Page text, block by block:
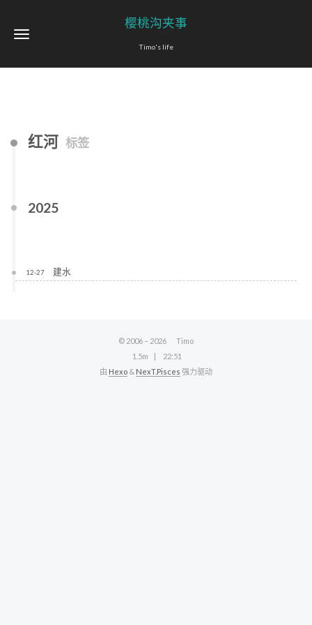
樱桃沟夹事
Timo's life
红河 标签
2025
12-27 建水
© 2006 – 2026
Timo
1.5m
22:51
由 Hexo & NexT.Pisces 强力驱动